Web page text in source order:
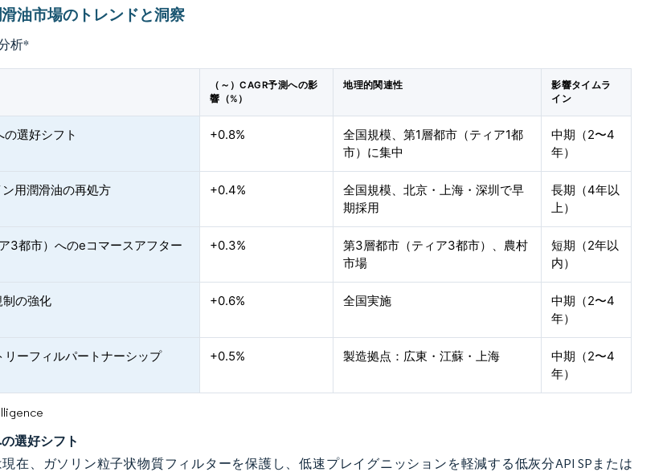
油市場のトレンドと洞察
析*
（～）CAGR予測への影
響（%）
地理的関連性
影響タイムラ
イン
の選好シフト +0.8%
全国規模、第1層都市（ティア1都
市）に集中
中期（2〜4
年）
用潤滑油の再処方 +0.4%
全国規模、北京・上海・深圳で早
期採用
長期（4年以
上）
3都市）へのeコマースアフター
+0.3%
第3層都市（ティア3都市）、農村
市場
短期（2年以
内）
の強化 +0.6% 全国実施
中期（2〜4
年）
リーフィルパートナーシップ +0.5% 製造拠点：広東・江蘇・上海
中期（2〜4
年）
選好シフト
在、ガソリン粒子状物質フィルターを保護し、低速プレイグニッションを軽減する低灰分API SPまたは